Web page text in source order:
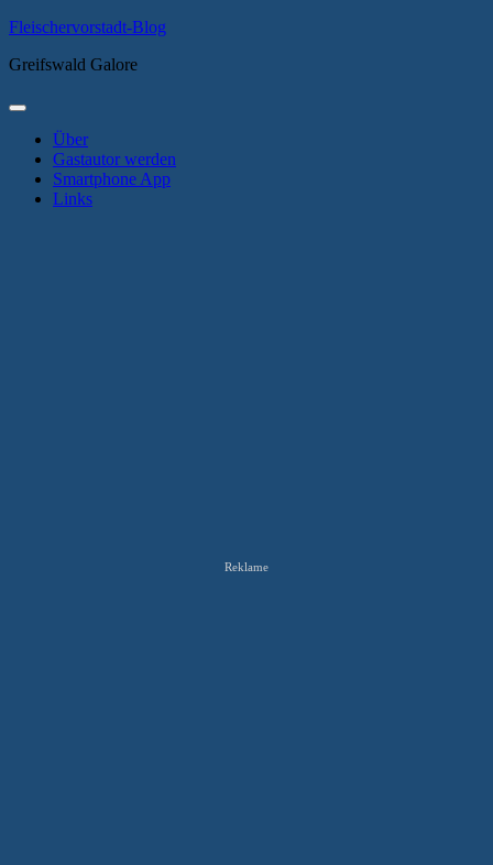
Zum
springen
Fleischervorstadt-Blog
Greifswald Galore
Primäres
Über
Gastautor werden
Smartphone App
Links
Reklame